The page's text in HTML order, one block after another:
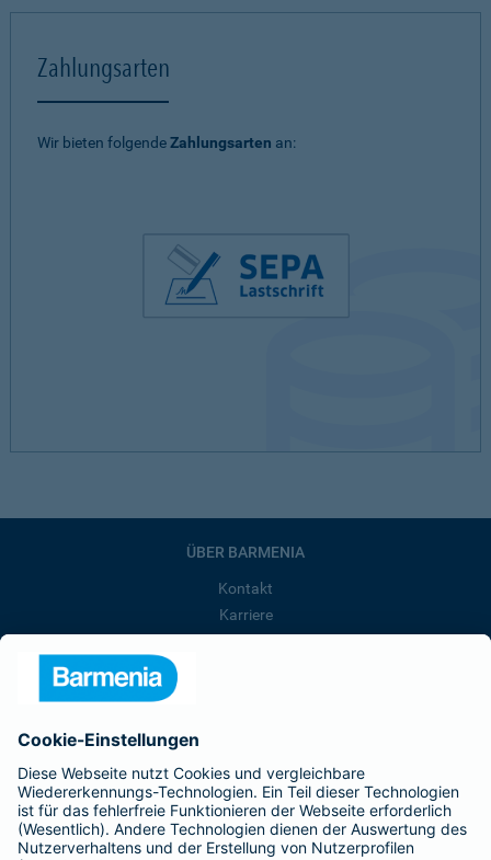
Zahlungsarten
Wir bieten folgendeZahlungsarten an:
ÜBER BARMENIA
Kontakt
Karriere
Barmenia ist Teil der BarmeniaGothaer
BELIEBTE SEITEN
Kranken-Zusatzversicherung
Tierversicherungen